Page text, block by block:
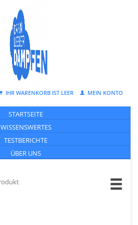
IHR WARENKORB IST LEER MEIN KONTO
STARTSEITE
WISSENSWERTES
TESTBERICHTE
ÜBER UNS